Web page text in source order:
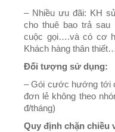
– Nhiều ưu đãi: KH
cho thuê bao trả
cuộc gọi….và có cơ
Khách hàng thân thiết…
Đối tượng sử dụng:
– Gói cước hướng tới
đơn lẻ không theo
đ/tháng)
Quy định chặn chiều